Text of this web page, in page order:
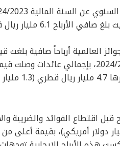
اقتطاع الفوائد والضريبة